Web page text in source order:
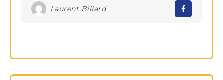
Laurent Billard